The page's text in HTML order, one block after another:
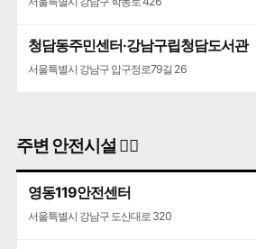
청담동주민센터·강남구립청담도서관
서울특별시 강남구 압구정로79길 26
주변 안전시설 👮‍♀️
영동119안전센터
서울특별시 강남구 도산대로 320